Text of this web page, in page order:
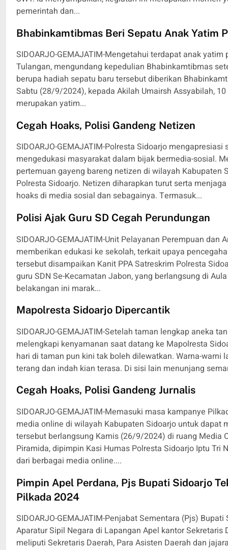
pemerintah dan...
Bhabinkamtibmas Beri Sepatu Anak Yatim
SIDOARJO-GEMAJATIM-Mengetahui terdapat anak
Tulangan, mengundang kepedulian Bhabinkamtibmas
berupa hadiah sepatu baru tersebut diberikan
Sabtu (28/9/2024), kepada Akilah Umairsh Assyabilah,
merupakan yatim...
Cegah Hoaks, Polisi Gandeng Netizen
SIDOARJO-GEMAJATIM-Polresta Sidoarjo
mengedukasi masyarakat dalam bijak bermedia-sosial.
pertemuan gayeng bareng netizen di wilayah
Polresta Sidoarjo. Netizen diharapkan turut serta
hoaks di media sosial dan sebagainya. Termasuk...
Polisi Ajak Guru SD Cegah Perundungan
SIDOARJO-GEMAJATIM-Unit Pelayanan Perempuan dan
memberikan edukasi ke sekolah, terkait upaya
tersebut disampaikan Kanit PPA Satreskrim Polresta
guru SDN Se-Kecamatan Jabon, yang berlangsung di
belakangan ini marak...
Mapolresta Sidoarjo Dipercantik
SIDOARJO-GEMAJATIM-Setelah taman lengkap aneka
melengkapi kenyamanan saat datang ke Mapolresta
hari di taman pun kini tak boleh dilewatkan. Warna-
terang dan indah kian terasa. Di sisi lain menunjang
Cegah Hoaks, Polisi Gandeng Jurnalis
SIDOARJO-GEMAJATIM-Memasuki masa kampanye
media online di wilayah Kabupaten Sidoarjo untuk
tersebut berlangsung Kamis (26/9/2024) di ruang Media
Piramida, dipimpin Kasi Humas Polresta Sidoarjo Iptu
dari berbagai media online....
Pimpin Apel Perdana, Pjs Bupati Sidoarjo
Pilkada 2024
SIDOARJO-GEMAJATIM-Penjabat Sementara (Pjs)
Aparatur Sipil Negara di Lapangan Apel kantor
meliputi Sekretaris Daerah, Para Asisten Daerah dan